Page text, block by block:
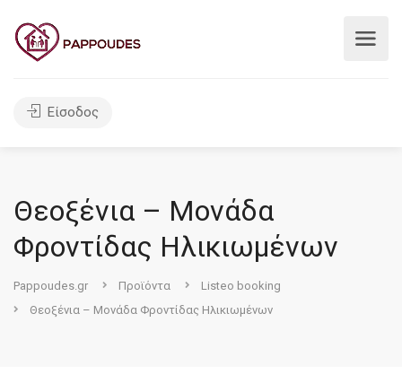
Είσοδος
Θεοξένια – Μονάδα
Φροντίδας Ηλικιωμένων
Pappoudes.gr Προϊόντα
Listeo booking
Θεοξένια – Μονάδα Φροντίδας Ηλικιωμένων